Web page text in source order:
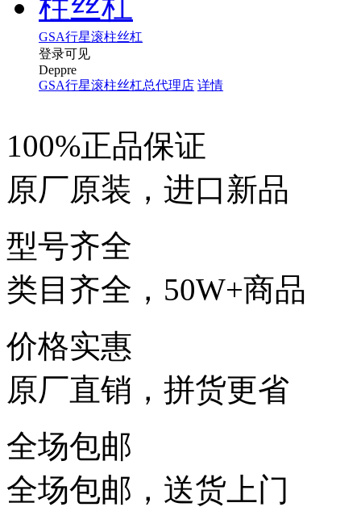
GSA行星滚柱丝杠
登录可见
Deppre
GSA行星滚柱丝杠总代理店 详情
100%正品保证
原厂原装，进口新品
型号齐全
类目齐全，50W+商品
价格实惠
原厂直销，拼货更省
全场包邮
全场包邮，送货上门